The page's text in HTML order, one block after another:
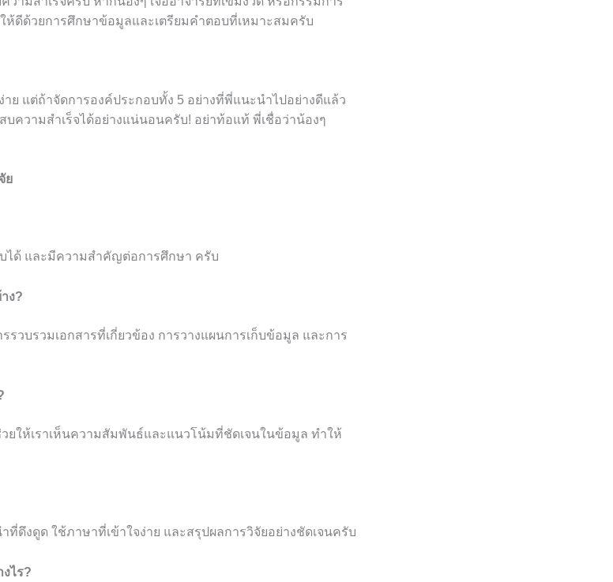
ห้ดีด้วยการศึกษาข้อมูลและเตรียมคำตอบที่เหมาะสมครับ
าย แต่ถ้าจัดการองค์ประกอบทั้ง 5 อย่างที่พี่แนะนำไปอย่างดีแล้ว
บความสำเร็จได้อย่างแน่นอนครับ! อย่าท้อแท้ พี่เชื่อว่าน้องๆ
ย
ได้ และมีความสำคัญต่อการศึกษา ครับ
ง?
รวบรวมเอกสารที่เกี่ยวข้อง การวางแผนการเก็บข้อมูล และการ
ยให้เราเห็นความสัมพันธ์และแนวโน้มที่ชัดเจนในข้อมูล ทำให้
ที่ดึงดูด ใช้ภาษาที่เข้าใจง่าย และสรุปผลการวิจัยอย่างชัดเจนครับ
ไร?